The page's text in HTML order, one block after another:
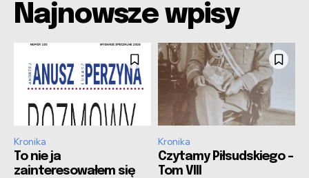
Najnowsze wpisy
Kronika
To nie ja
zainteresowałem się
Kronika
Czytamy Piłsudskiego –
Tom VIII